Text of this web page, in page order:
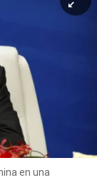
en una